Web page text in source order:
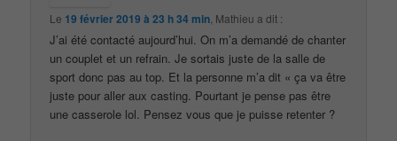
Le 19 février 2019 à 23 h 34 min Mathieu a dit :
J’ai été contacté aujourd’hui. On m’a demandé de chanter
un couplet et un refrain. Je sortais juste de la salle de
sport donc pas au top. Et la personne m’a dit « ça va être
juste pour aller aux casting. Pourtant je pense pas être
une casserole lol. Pensez vous que je puisse retenter ?